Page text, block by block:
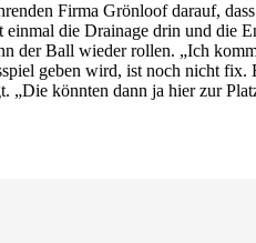
Firma Grönloof darauf,
einmal die Drainage drin und die
der Ball wieder rollen. „Ich
geben wird, ist noch nicht
„Die könnten dann ja hier zur